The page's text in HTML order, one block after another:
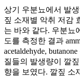
상기 우분뇨에서 발
짚 소재별 악취 저감
는 바와 같다. 우분뇨
도를 측정한 결과
acetaldehyde,
질들의 발생량이 깔
향을 보였다. 깔짚 소